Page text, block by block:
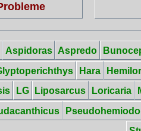
Aspidoras Aspredo
Hara
LG Liposarcus Loricaria